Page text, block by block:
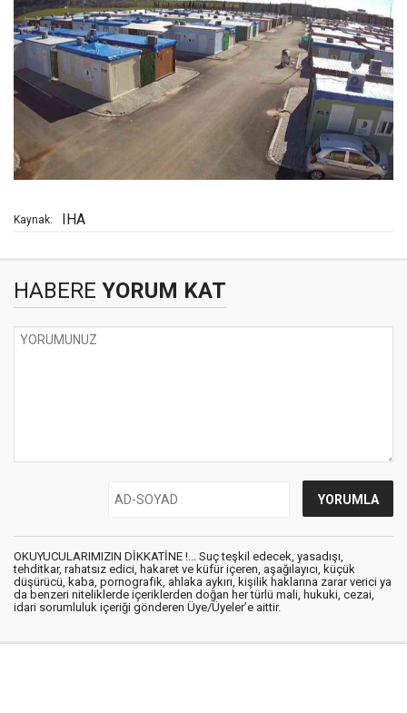
Kaynak: IHA
HABERE YORUM KAT
OKUYUCULARIMIZIN DİKKATİNE !... Suç teşkil edecek, yasadışı,
tehditkar, rahatsız edici, hakaret ve küfür içeren, aşağılayıcı, küçük
düşürücü, kaba, pornografik, ahlaka aykırı, kişilik haklarına zarar verici ya
da benzeri niteliklerde içeriklerden doğan her türlü mali, hukuki, cezai,
idari sorumluluk içeriği gönderen Üye/Üyeler’e aittir.